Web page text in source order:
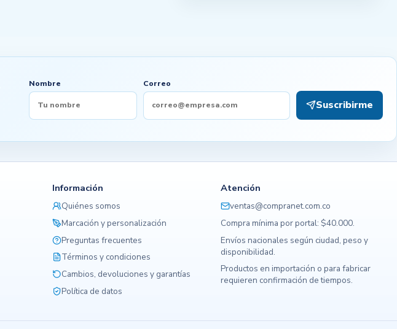
Nombre Correo
Suscribirme
Información
Quiénes somos
Marcación y personalización
Preguntas frecuentes
Términos y condiciones
Cambios, devoluciones y garantías
Política de datos
Atención
ventas@compranet.com.co
Compra mínima por portal: $40.000.
Envíos nacionales según ciudad, peso y
disponibilidad.
Productos en importación o para fabricar
requieren confirmación de tiempos.